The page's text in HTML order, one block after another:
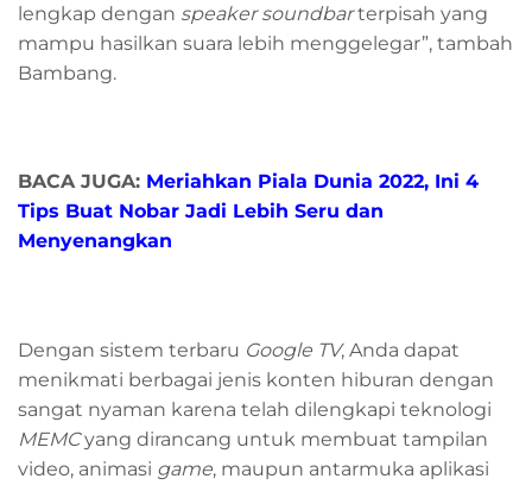
lengkap dengan speaker soundbarterpisah yang
mampu hasilkan suara lebih menggelegar”, tambah
Bambang.
BACA JUGA: Meriahkan Piala Dunia 2022, Ini 4
Tips Buat Nobar Jadi Lebih Seru dan
Menyenangkan
Dengan sistem terbaru Google TV, Anda dapat
menikmati berbagai jenis konten hiburan dengan
sangat nyaman karena telah dilengkapi teknologi
MEMCyang dirancang untuk membuat tampilan
video, animasi game, maupun antarmuka aplikasi